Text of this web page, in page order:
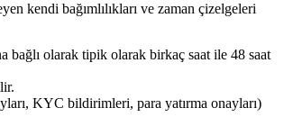
kendi bağımlılıkları ve zaman çizelgeleri
bağlı olarak tipik olarak birkaç saat ile 48 saat
KYC bildirimleri, para yatırma onayları)